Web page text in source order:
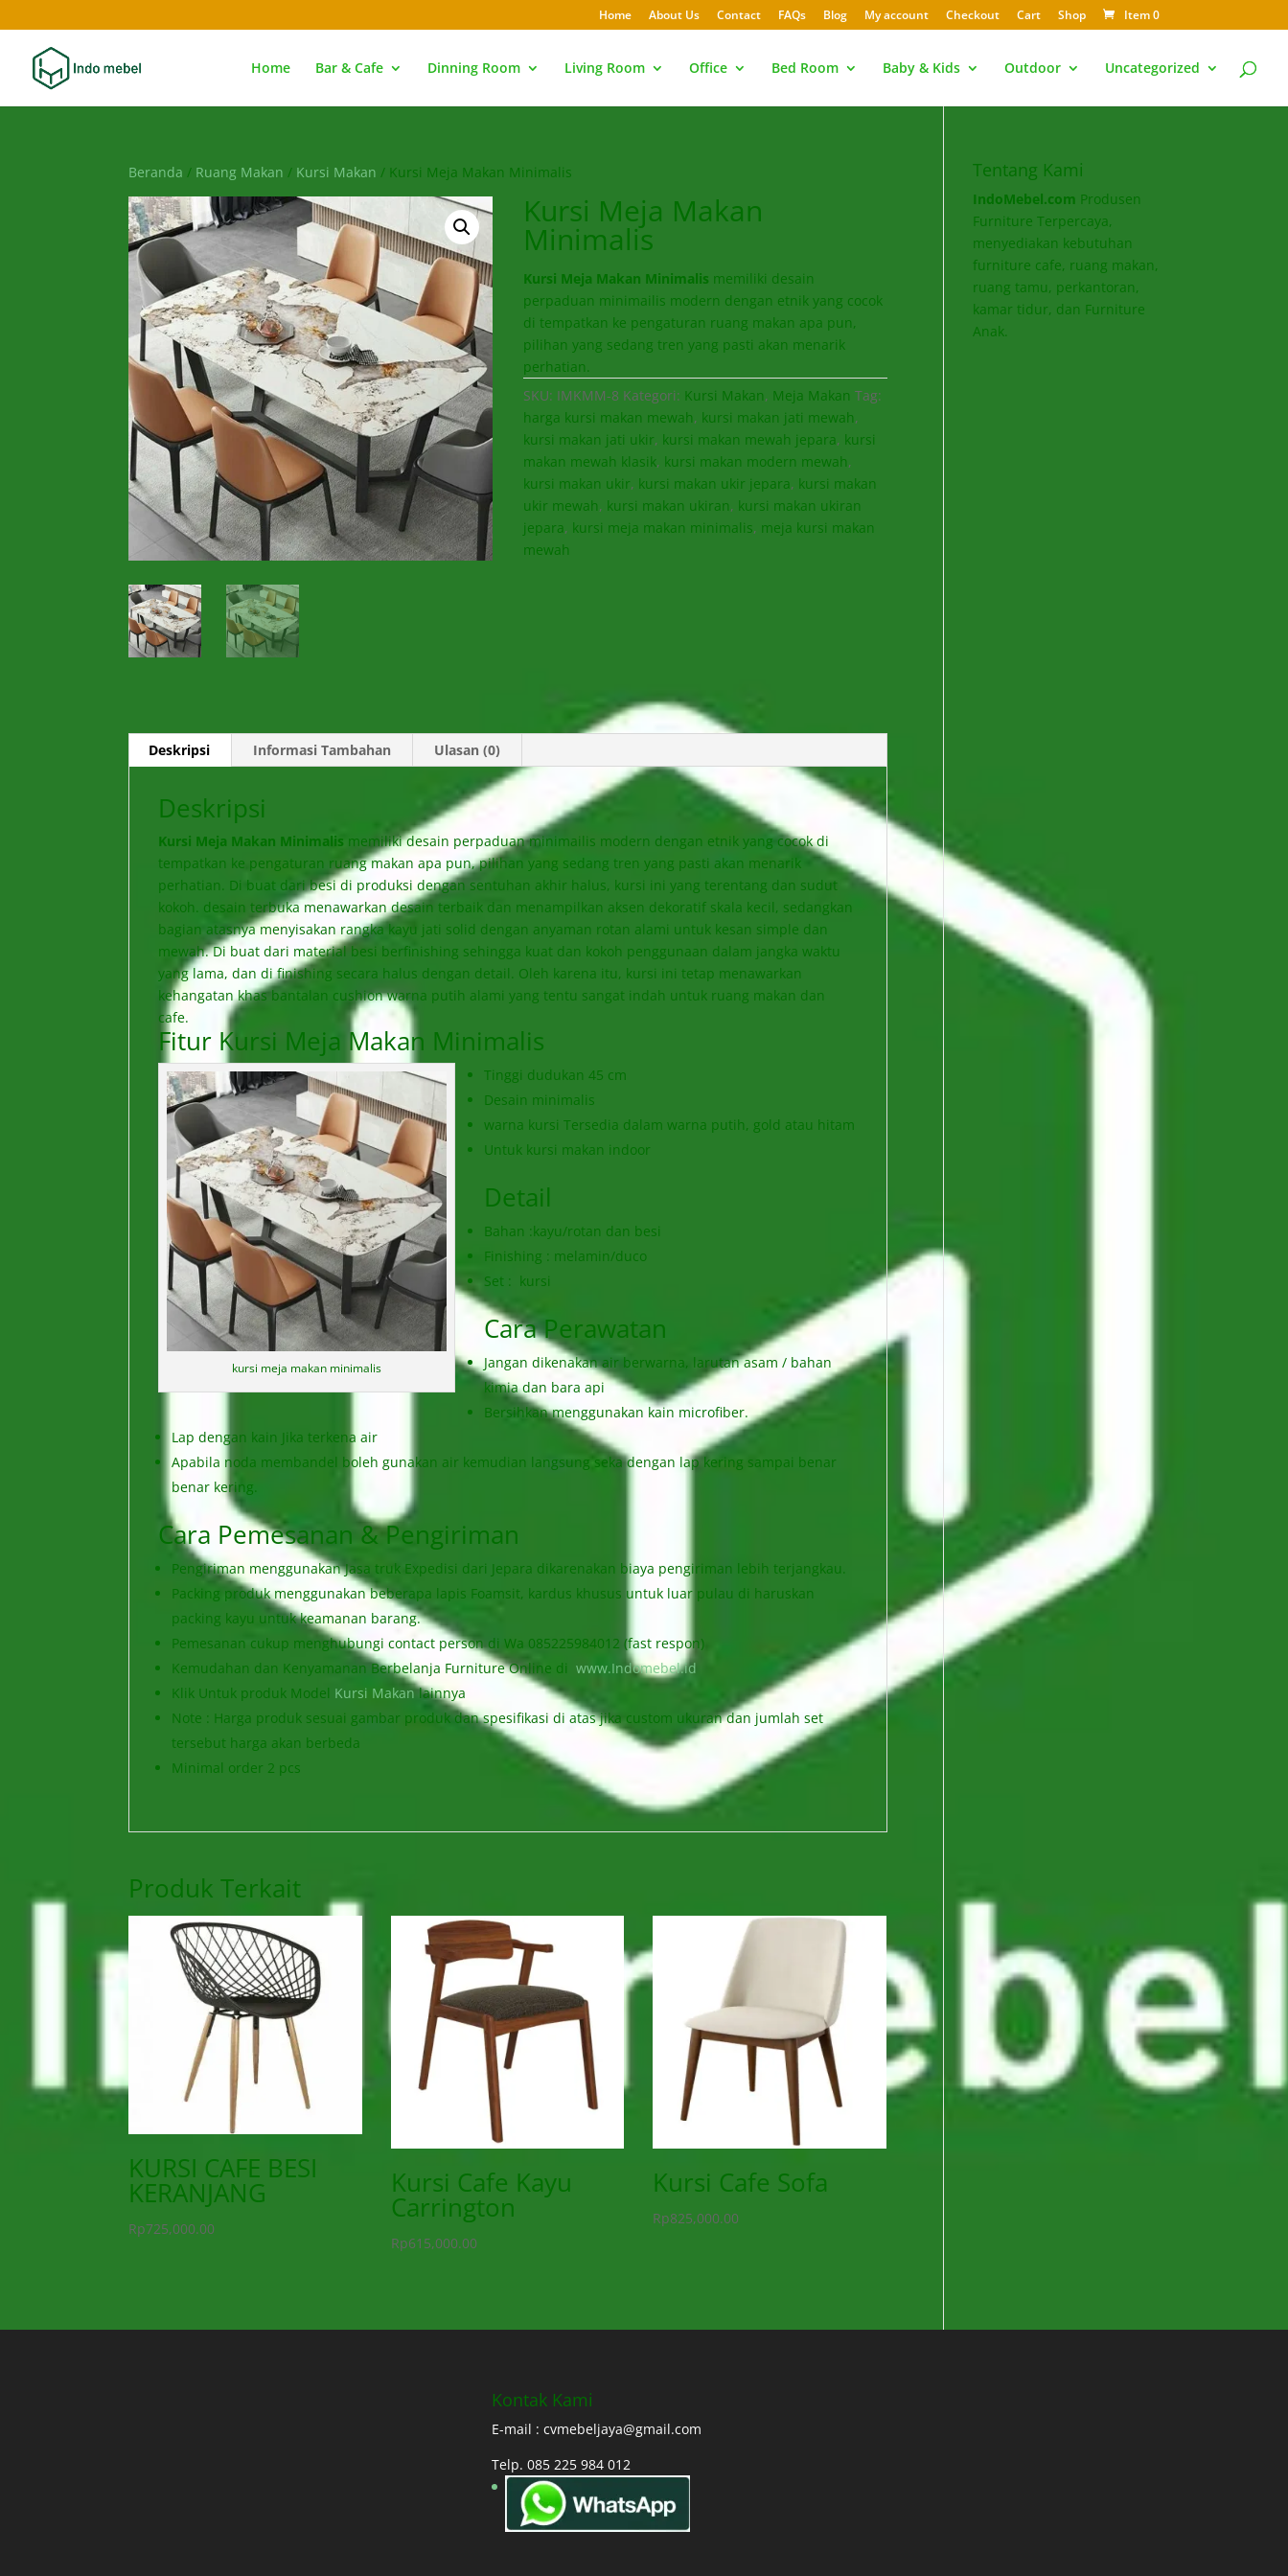
Home About Us Contact FAQs Blog My account Checkout Cart Shop Item 0
Home Bar & Cafe Dinning Room Living Room Office Bed Room Baby & Kids Outdoor Uncategorized
Beranda / Ruang Makan / Kursi Makan / Kursi Meja Makan Minimalis
Kursi Meja Makan
Minimalis
Kursi Meja Makan Minimalis memiliki desain
perpaduan minimailis modern dengan etnik yang cocok
di tempatkan ke pengaturan ruang makan apa pun,
pilihan yang sedang tren yang pasti akan menarik
perhatian.
SKU: IMKMM-8 Kategori: Kursi Makan, Meja Makan Tag:
harga kursi makan mewah, kursi makan jati mewah,
kursi makan jati ukir, kursi makan mewah jepara, kursi
makan mewah klasik, kursi makan modern mewah,
kursi makan ukir, kursi makan ukir jepara, kursi makan
ukir mewah, kursi makan ukiran, kursi makan ukiran
jepara, kursi meja makan minimalis, meja kursi makan
mewah
Deskripsi Informasi Tambahan Ulasan (0)
Deskripsi
Kursi Meja Makan Minimalis memiliki desain perpaduan minimailis modern dengan etnik yang cocok di
tempatkan ke pengaturan ruang makan apa pun, pilihan yang sedang tren yang pasti akan menarik
perhatian. Di buat dari besi di produksi dengan sentuhan akhir halus, kursi ini yang terentang dan sudut
kokoh. desain terbuka menawarkan desain terbaik dan menampilkan aksen dekoratif skala kecil, sedangkan
bagian atasnya menyisakan rangka kayu jati solid dengan anyaman rotan alami untuk kesan simple dan
mewah. Di buat dari material besi berfinishing sehingga kuat dan kokoh penggunaan dalam jangka waktu
yang lama, dan di finishing secara halus dengan detail. Oleh karena itu, kursi ini tetap menawarkan
kehangatan khas bantalan cushion warna putih alami yang tentu sangat indah untuk ruang makan dan
cafe.
Fitur Kursi Meja Makan Minimalis
kursi meja makan minimalis
Tinggi dudukan 45 cm
Desain minimalis
warna kursi Tersedia dalam warna putih, gold atau hitam
Untuk kursi makan indoor
Detail
Bahan :kayu/rotan dan besi
Finishing : melamin/duco
Set : kursi
Cara Perawatan
Jangan dikenakan air berwarna, larutan asam / bahan
kimia dan bara api
Bersihkan menggunakan kain microfiber.
Lap dengan kain Jika terkena air
Apabila noda membandel boleh gunakan air kemudian langsung seka dengan lap kering sampai benar
benar kering.
Cara Pemesanan & Pengiriman
Pengiriman menggunakan Jasa truk Expedisi dari Jepara dikarenakan biaya pengiriman lebih terjangkau.
Packing produk menggunakan beberapa lapis Foamsit, kardus khusus untuk luar pulau di haruskan
packing kayu untuk keamanan barang.
Pemesanan cukup menghubungi contact person di Wa 085225984012 (fast respon)
Kemudahan dan Kenyamanan Berbelanja Furniture Online diwww.Indomebel.id
Klik Untuk produk Model Kursi Makanlainnya
Note : Harga produk sesuai gambar produk dan spesifikasi di atas jika custom ukuran dan jumlah set
tersebut harga akan berbeda
Minimal order 2 pcs
Produk Terkait
KURSI CAFE BESI
KERANJANG
Rp725,000.00
Kursi Cafe Kayu
Carrington
Rp615,000.00
Kursi Cafe Sofa
Rp825,000.00
Tentang Kami
IndoMebel.com Produsen
Furniture Terpercaya,
menyediakan kebutuhan
furniture cafe, ruang makan,
ruang tamu, perkantoran,
kamar tidur, dan Furniture
Anak.
Kontak Kami
E-mail : cvmebeljaya@gmail.com
Telp. 085 225 984 012